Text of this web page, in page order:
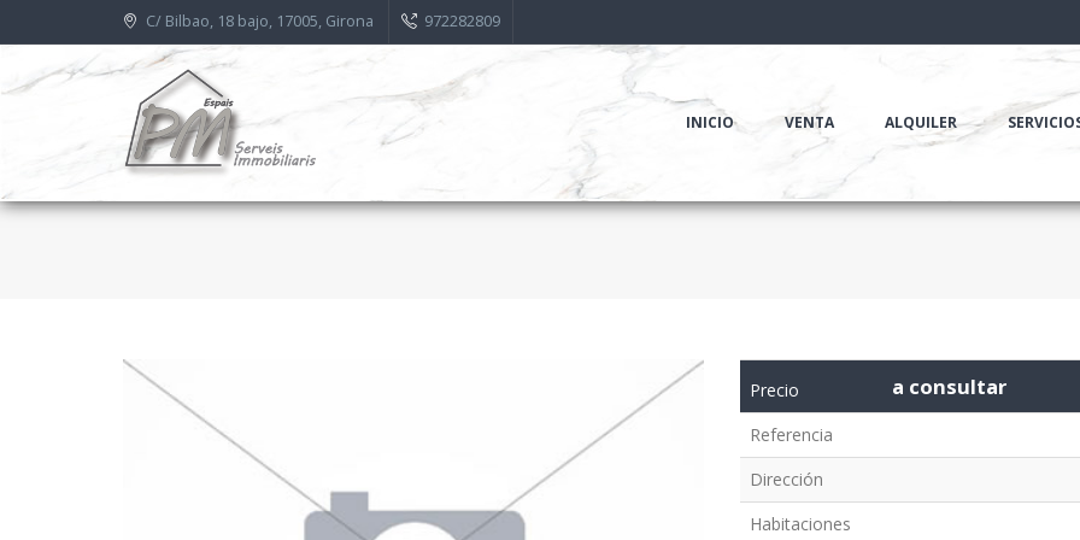
C/ Bilbao, 18 bajo, 17005, Girona 972282809
INICIO VENTA ALQUILER
Precio a consultar
Referencia
Dirección
Habitaciones